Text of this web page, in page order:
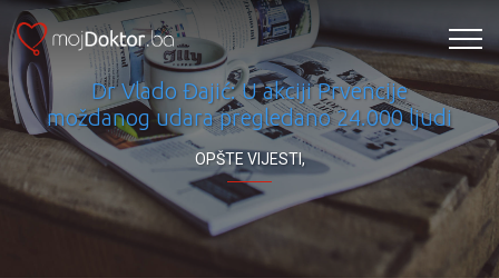
Dr Vlado Đajić: U akciji Prvencije
moždanog udara pregledano 24.000 ljudi
OPŠTE VIJESTI,